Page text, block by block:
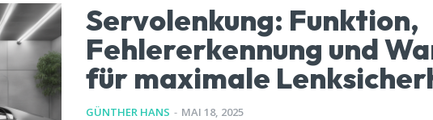
Servolenkung: Funktion,
Fehlererkennung und
für maximale
GÜNTHER HANS - MAI 18, 2025